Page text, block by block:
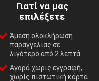
Γιατί να μας
επιλέξετε
Άμεση ολοκλήρωση
παραγγελίας σε
λιγότερο από 2 λεπτά.
Αγορά χωρίς εγγραφή,
χωρίς πιστωτική κάρτα.